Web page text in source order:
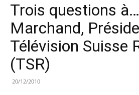
Trois questions
Marchand,
Télévision Suisse
(TSR)
20/12/2010